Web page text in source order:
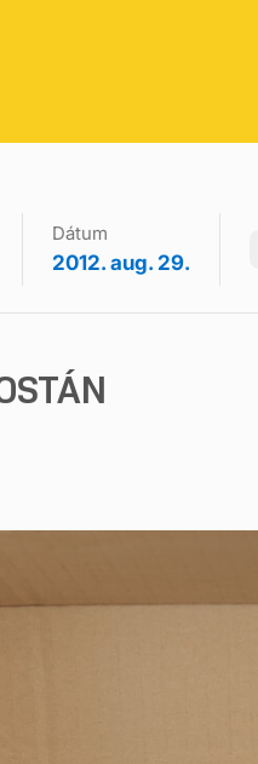
Dátum
2012. aug. 29.